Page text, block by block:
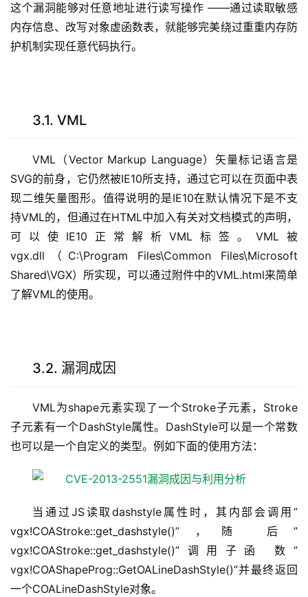
这个漏洞能够对任意地址进行读写操作 ——通过读取敏感
内存信息、改写对象虚函数表，就能够完美绕过重重内存防
护机制实现任意代码执行。
3.1. VML
VML（Vector Markup Language）矢量标记语言是
SVG的前身，它仍然被IE10所支持，通过它可以在页面中表
现二维矢量图形。值得说明的是IE10在默认情况下是不支
持VML的，但通过在HTML中加入有关对文档模式的声明，
可以使IE10正常解析VML标签。VML被
vgx.dll（C:\Program Files\Common Files\Microsoft
Shared\VGX）所实现，可以通过附件中的VML.html来简单
了解VML的使用。
3.2. 漏洞成因
VML为shape元素实现了一个Stroke子元素，Stroke
子元素有一个DashStyle属性。DashStyle可以是一个常数
也可以是一个自定义的类型。例如下面的使用方法：
当通过JS读取dashstyle属性时，其内部会调用”
vgx!COAStroke::get_dashstyle()”，随 后”
vgx!COAStroke::get_dashstyle()”调用子函 数”
vgx!COAShapeProg::GetOALineDashStyle()”并最终返回
一个COALineDashStyle对象。